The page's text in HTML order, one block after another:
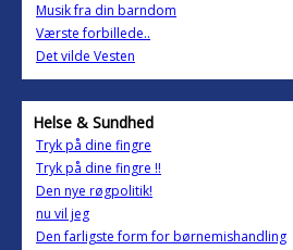
Musik fra din barndom
Værste forbillede..
Det vilde Vesten
Helse & Sundhed
Tryk på dine fingre
Tryk på dine fingre !!
Den nye røgpolitik!
nu vil jeg
Den farligste form for børnemishandling